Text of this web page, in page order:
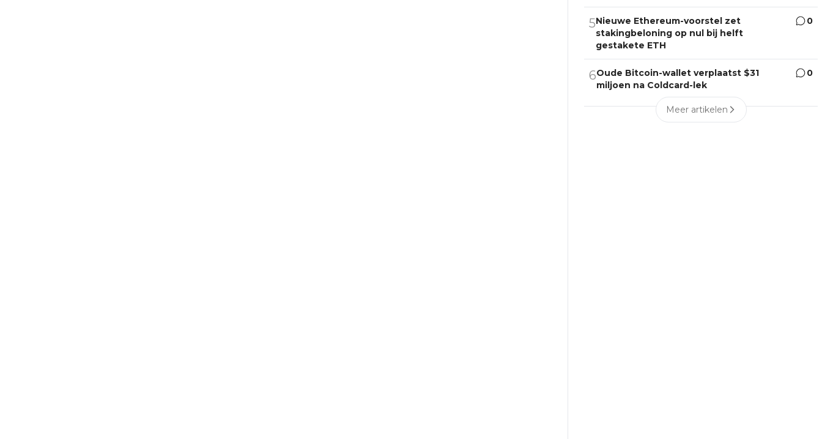
5Nieuwe Ethereum-voorstel zet
stakingbeloning op nul bij helft
gestakete ETH
0
6Oude Bitcoin-wallet verplaatst $31
miljoen na Coldcard-lek
0
Meer artikelen